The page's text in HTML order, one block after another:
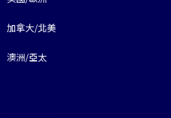
加拿大/北美
澳洲/亞太